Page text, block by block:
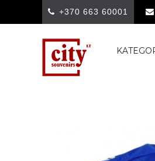
+370 663 60001